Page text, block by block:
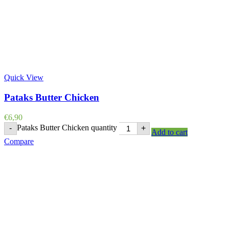
Quick View
Pataks Butter Chicken
€6,90
- Pataks Butter Chicken quantity +
Add to cart
Compare